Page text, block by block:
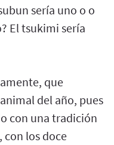
sería uno o o
El tsukimi sería
que
del año, pues
con una tradición
con los doce